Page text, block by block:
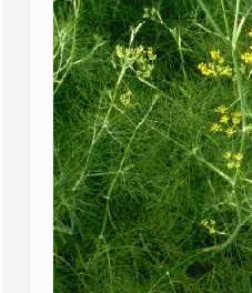
Der Fenchel -